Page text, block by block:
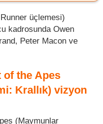
üçlemesi)
kadrosunda Owen
Peter Macon ve
of the Apes
Krallık) vizyon
(Maymunlar